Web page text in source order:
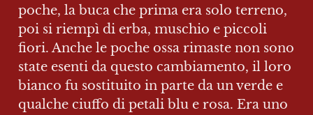
poche, la buca che prima era solo terreno,
poi si riempì di erba, muschio e piccoli
fiori. Anche le poche ossa rimaste non sono
state esenti da questo cambiamento, il loro
bianco fu sostituito in parte da un verde e
qualche ciuffo di petali blu e rosa. Era uno